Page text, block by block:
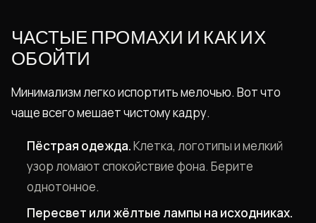
ЧАСТЫЕ ПРОМАХИ И КАК ИХ
ОБОЙТИ
Минимализм легко испортить мелочью. Вот что
чаще всего мешает чистому кадру.
Пёстрая одежда.Клетка, логотипы и мелкий
узор ломают спокойствие фона. Берите
однотонное.
Пересвет или жёлтые лампы на исходниках.